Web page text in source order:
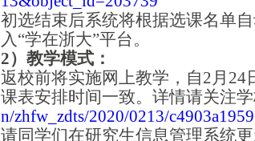
初选结束后系统将根据选课名单
入“学在浙大”平台。
2）教学模式：
返校前将实施网上教学，自2月24
课表安排时间一致。详情请关注学
n/zhfw_zdts/2020/0213/
请同学们在研究生信息管理系统